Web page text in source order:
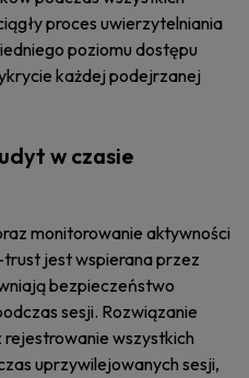
proces uwierzytelniania
poziomu dostępu
każdej podejrzanej
w czasie
monitorowanie aktywności
jest wspierana przez
bezpieczeństwo
sesji. Rozwiązanie
rejestrowanie wszystkich
uprzywilejowanych sesji,